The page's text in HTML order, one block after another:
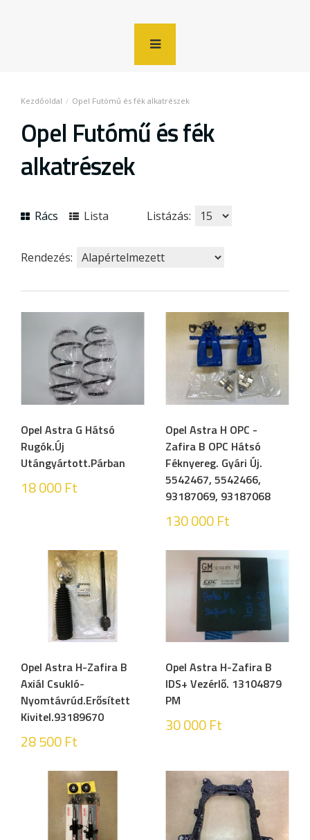
Opel Futómű és fék alkatrészek
Opel Futómű és fék
alkatrészek
Rács Lista Listázás:
Rendezés:
Opel Astra G Hátsó
Rugók.Új
Utángyártott.Párban
18 000Ft
Opel Astra H OPC -
Zafira B OPC Hátsó
Féknyereg. Gyári Új.
5542467, 5542466,
93187069, 93187068
130 000Ft
Opel Astra H-Zafira B
Axiál Csukló-
Nyomtávrúd.Erősített
Kivitel.93189670
28 500Ft
Opel Astra H-Zafira B
IDS+ Vezérlő. 13104879
PM
30 000Ft